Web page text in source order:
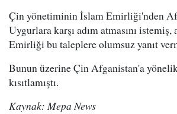
Çin yönetiminin İslam Emirliği'nden
Uygurlara karşı adım atmasını
Emirliği bu taleplere olumsuz yanıt
Bunun üzerine Çin Afganistan'a yönelik
kısıtlamıştı.
Kaynak: Mepa News